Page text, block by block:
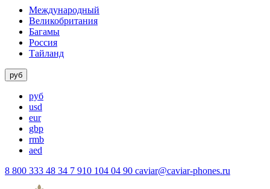
Международный
Великобритания
Багамы
Россия
Тайланд
руб
руб
usd
eur
gbp
rmb
aed
8 800 333 48 34 7 910 104 04 90 caviar@caviar-phones.ru